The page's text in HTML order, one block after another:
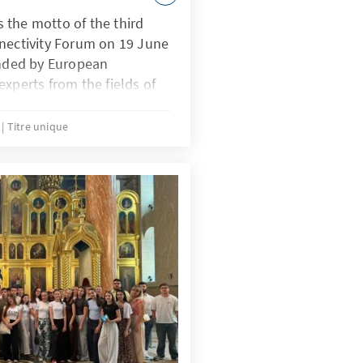
the motto of the third
Forum on 19 June
by European
from the fields of
from Bulgaria,
North Macedonia and
Titre unique